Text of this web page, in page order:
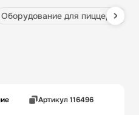
оборудование для пиццерии
Артикул 116496